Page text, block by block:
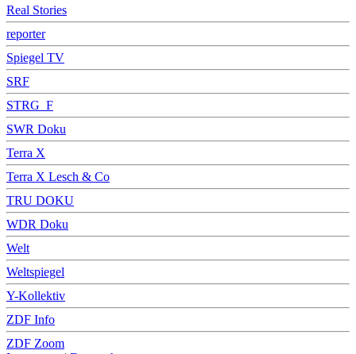
Real Stories
reporter
Spiegel TV
SRF
STRG_F
SWR Doku
Terra X
Terra X Lesch & Co
TRU DOKU
WDR Doku
Welt
Weltspiegel
Y-Kollektiv
ZDF Info
ZDF Zoom